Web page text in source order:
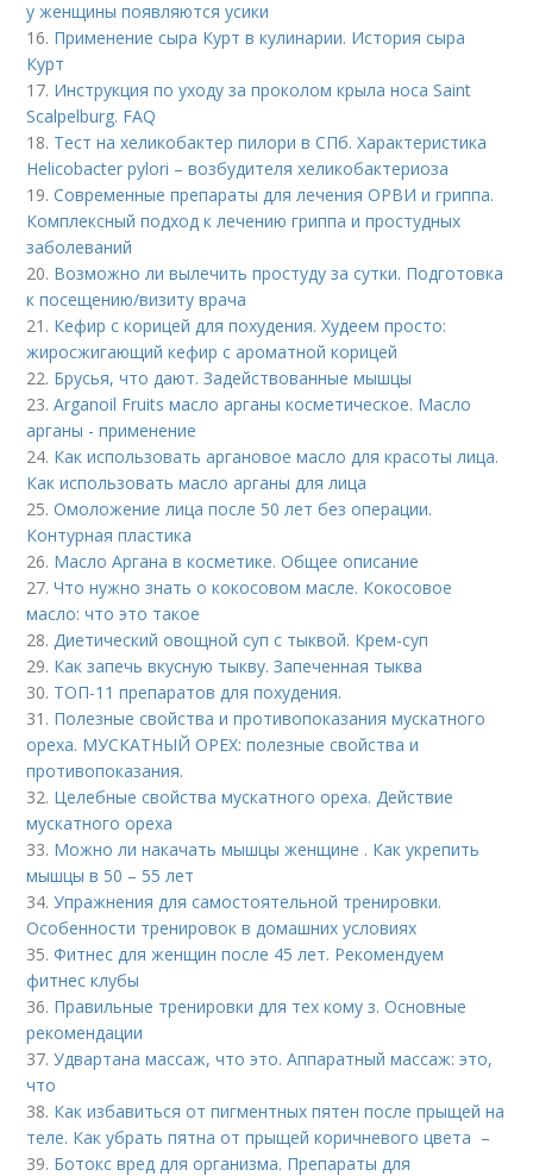
у женщины появляются усики
16. Применение сыра Курт в кулинарии. История сыра
Курт
17. Инструкция по уходу за проколом крыла носа Saint
Scalpelburg. FAQ
18. Тест на хеликобактер пилори в СПб. Характеристика
Helicobacter pylori – возбудителя хеликобактериоза
19.Современные препараты для лечения ОРВИ и гриппа.
Комплексный подход к лечению гриппа и простудных
заболеваний
20. Возможно ли вылечить простуду за сутки. Подготовка
к посещению/визиту врача
21. Кефир с корицей для похудения. Худеем просто:
жиросжигающий кефир с ароматной корицей
22. Брусья, что дают. Задействованные мышцы
23.Arganoil Fruits масло арганы косметическое. Масло
арганы - применение
24. Как использовать аргановое масло для красоты лица.
Как использовать масло арганы для лица
25.Омоложение лица после 50 лет без операции.
Контурная пластика
26. Масло Аргана в косметике. Общее описание
27.Что нужно знать о кокосовом масле. Кокосовое
масло: что это такое
28. Диетический овощной суп с тыквой. Крем-суп
29. Как запечь вкусную тыкву. Запеченная тыква
30. ТОП-11 препаратов для похудения.
31. Полезные свойства и противопоказания мускатного
ореха. МУСКАТНЫЙ ОРЕХ: полезные свойства и
противопоказания.
32. Целебные свойства мускатного ореха. Действие
мускатного ореха
33. Можно ли накачать мышцы женщине . Как укрепить
мышцы в 50 – 55 лет
34.Упражнения для самостоятельной тренировки.
Особенности тренировок в домашних условиях
35.Фитнес для женщин после 45 лет. Рекомендуем
фитнес клубы
36. Правильные тренировки для тех кому з. Основные
рекомендации
37.Удвартана массаж, что это. Аппаратный массаж: это,
что
38. Как избавиться от пигментных пятен после прыщей на
теле. Как убрать пятна от прыщей коричневого цвета –
39. Ботокс вред для организма. Препараты для